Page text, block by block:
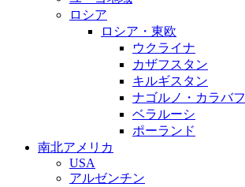
ロシア
ロシア・東欧
ウクライナ
カザフスタン
キルギスタン
ナゴルノ・カラバフ
ベラルーシ
ポーランド
南北アメリカ
USA
アルゼンチン